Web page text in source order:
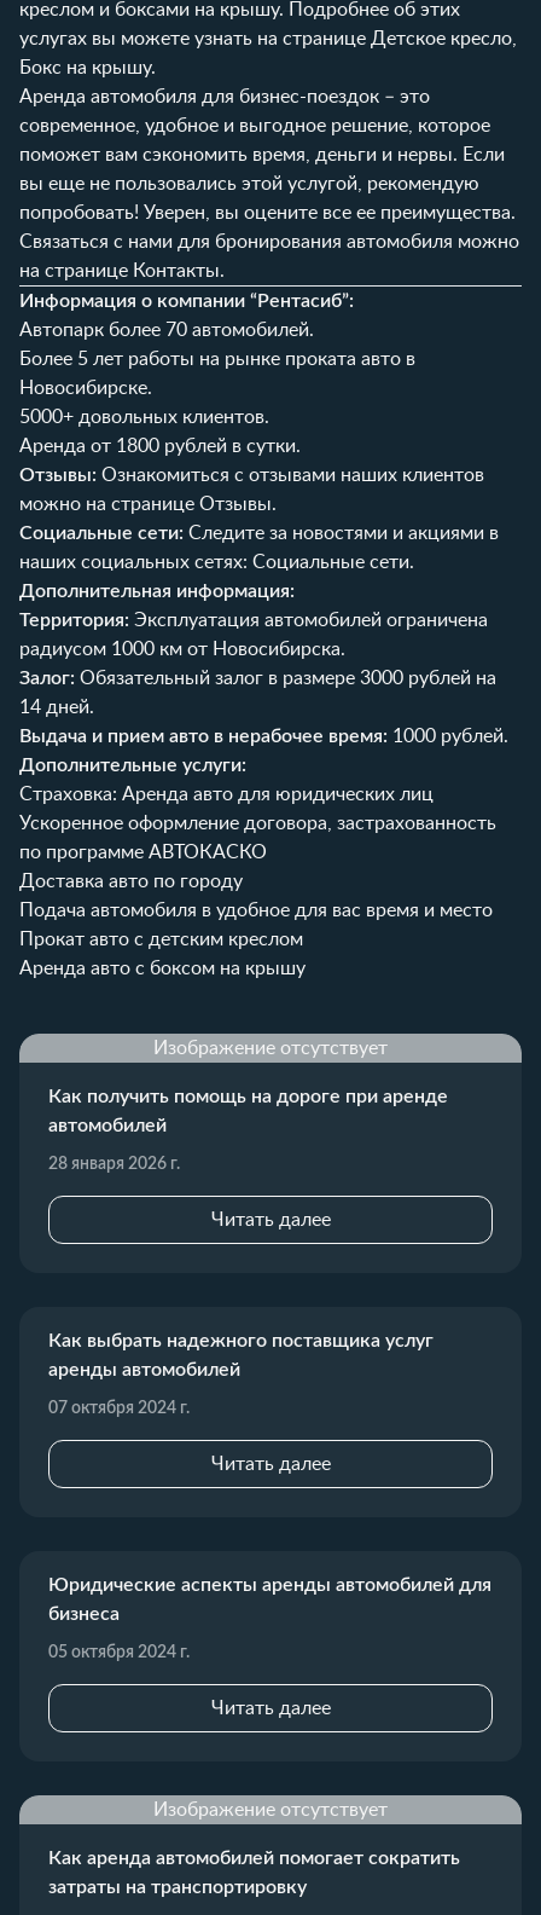
креслом и боксами на крышу. Подробнее об этих
услугах вы можете узнать на странице Детское кресло,
Бокс на крышу.
Аренда автомобиля для бизнес-поездок – это
современное, удобное и выгодное решение, которое
поможет вам сэкономить время, деньги и нервы. Если
вы еще не пользовались этой услугой, рекомендую
попробовать! Уверен, вы оцените все ее преимущества.
Связаться с нами для бронирования автомобиля можно
на странице Контакты.
Информация о компании “Рентасиб”:
Автопарк более 70 автомобилей.
Более 5 лет работы на рынке проката авто в
Новосибирске.
5000+ довольных клиентов.
Аренда от 1800 рублей в сутки.
Отзывы: Ознакомиться с отзывами наших клиентов
можно на странице Отзывы.
Социальные сети: Следите за новостями и акциями в
наших социальных сетях: Социальные сети.
Дополнительная информация:
Территория: Эксплуатация автомобилей ограничена
радиусом 1000 км от Новосибирска.
Залог: Обязательный залог в размере 3000 рублей на
14 дней.
Выдача и прием авто в нерабочее время: 1000 рублей.
Дополнительные услуги:
Страховка: Аренда авто для юридических лиц
Ускоренное оформление договора, застрахованность
по программе АВТОКАСКО
Доставка авто по городу
Подача автомобиля в удобное для вас время и место
Прокат авто с детским креслом
Аренда авто с боксом на крышу
Изображение отсутствует
Как получить помощь на дороге при аренде
автомобилей
28 января 2026 г.
Читать далее
Как выбрать надежного поставщика услуг
аренды автомобилей
07 октября 2024 г.
Читать далее
Юридические аспекты аренды автомобилей для
бизнеса
05 октября 2024 г.
Читать далее
Изображение отсутствует
Как аренда автомобилей помогает сократить
затраты на транспортировку